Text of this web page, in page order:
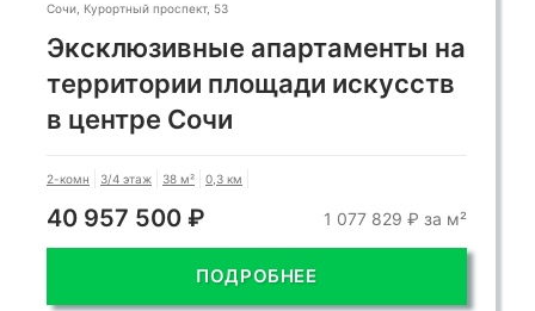
Сочи, Курортный проспект, 53
Эксклюзивные апартаменты на
территории площади искусств
в центре Сочи
2-комн 3/4 этаж 38 м² 0,3 км
40 957 500 ₽ 1 077 829 ₽ за м²
ПОДРОБНЕЕ